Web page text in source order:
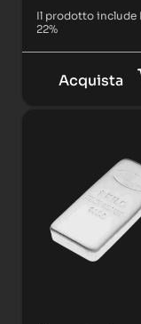
Il prodotto include
22%
Acquista